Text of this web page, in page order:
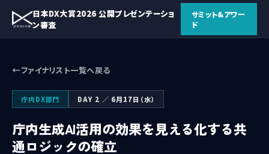
日本DX大賞2026 公開プレゼンテーショ
ン審査
サミット&アワー
ド
ファイナリスト一覧へ戻る
庁内DX部門 DAY 2 ／ 6月17日（水）
庁内生成AI活用の効果を見える化する共
通ロジックの確立